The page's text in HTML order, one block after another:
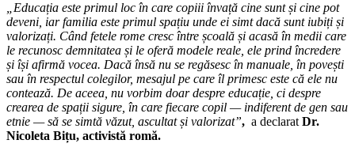
Educația este primul loc în care copiii învață cine sunt și cine pot
deveni, iar familia este primul spațiu unde ei simt dacă sunt iubiți și
valorizați. Când fetele rome cresc între școală și acasă în medii care
le recunosc demnitatea și le oferă modele reale, ele prind încredere
și își afirmă vocea. Dacă însă nu se regăsesc în manuale, în povești
sau în respectul colegilor, mesajul pe care îl primesc este că ele nu
contează. De aceea, nu vorbim doar despre educație, ci despre
crearea de spații sigure, în care fiecare copil — indiferent de gen sau
etnie — să se simtă văzut, ascultat și valorizat”, a declarat Dr.
Nicoleta Bițu, activistă romă.